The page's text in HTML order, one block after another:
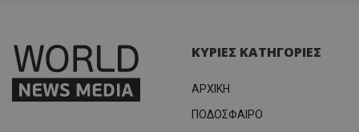
ΚΥΡΙΕΣ ΚΑΤΗΓΟΡΙΕΣ
ΑΡΧΙΚΗ
ΠΟΔΟΣΦΑΙΡΟ